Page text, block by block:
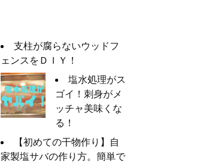
支柱が腐らないウッドフ
ェンスをＤＩＹ！
塩水処理がス
ゴイ！刺身がメ
ッチャ美味くな
る！
【初めての干物作り】自
家製塩サバの作り方。簡単で